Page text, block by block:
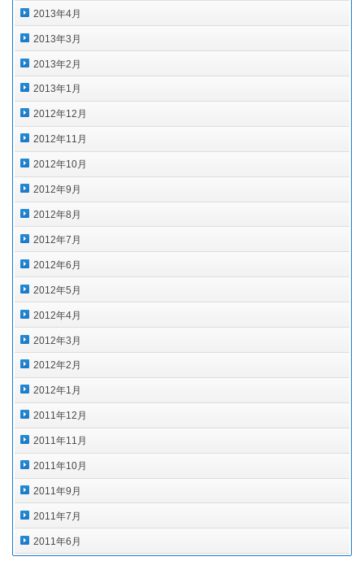
2013年4月
2013年3月
2013年2月
2013年1月
2012年12月
2012年11月
2012年10月
2012年9月
2012年8月
2012年7月
2012年6月
2012年5月
2012年4月
2012年3月
2012年2月
2012年1月
2011年12月
2011年11月
2011年10月
2011年9月
2011年7月
2011年6月